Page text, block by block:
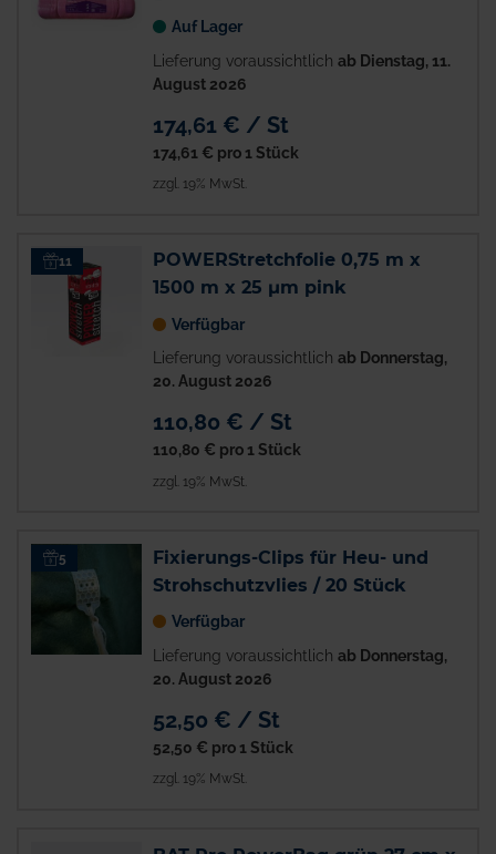
Auf Lager
Lieferung voraussichtlich ab Dienstag, 11.
August 2026
174,61 € / St
174,61 € pro 1 Stück
zzgl. 19% MwSt.
11
POWERStretchfolie 0,75 m x
1500 m x 25 µm pink
Verfügbar
Lieferung voraussichtlich ab Donnerstag,
20. August 2026
110,80 € / St
110,80 € pro 1 Stück
zzgl. 19% MwSt.
5
Fixierungs-Clips für Heu- und
Strohschutzvlies / 20 Stück
Verfügbar
Lieferung voraussichtlich ab Donnerstag,
20. August 2026
52,50 € / St
52,50 € pro 1 Stück
zzgl. 19% MwSt.